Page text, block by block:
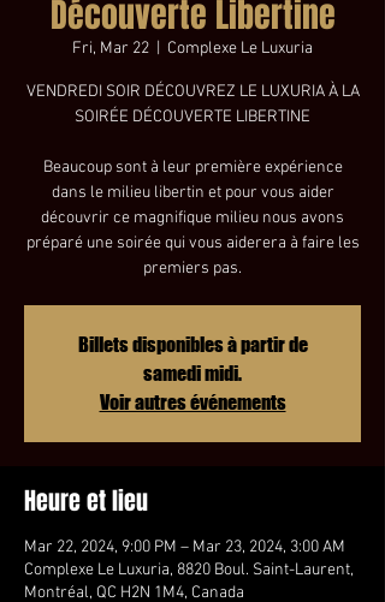
Découverte Libertine
Fri, Mar 22 Complexe Le Luxuria
VENDREDI SOIR DÉCOUVREZ LE LUXURIA À LA
SOIRÉE DÉCOUVERTE LIBERTINE
Beaucoup sont à leur première expérience
dans le milieu libertin et pour vous aider
découvrir ce magnifique milieu nous avons
préparé une soirée qui vous aiderera à faire les
premiers pas.
Billets disponibles à partir de
samedi midi.
Voir autres événements
Heure et lieu
Mar 22, 2024, 9:00 PM – Mar 23, 2024, 3:00 AM
Complexe Le Luxuria, 8820 Boul. Saint-Laurent,
Montréal, QC H2N 1M4, Canada